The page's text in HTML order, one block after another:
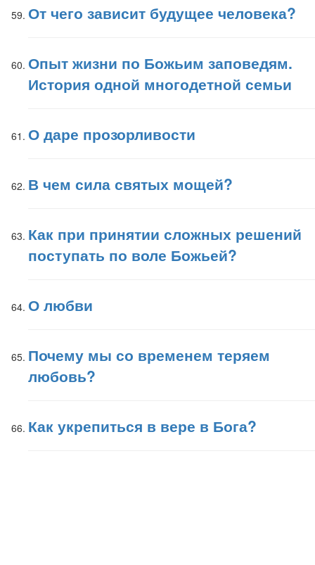
От чего зависит будущее человека?
Опыт жизни по Божьим заповедям.
История одной многодетной семьи
О даре прозорливости
В чем сила святых мощей?
Как при принятии сложных решений
поступать по воле Божьей?
О любви
Почему мы со временем теряем
любовь?
Как укрепиться в вере в Бога?